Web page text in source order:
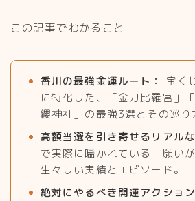
この記事でわかること
香川の最強金運ルート：
宝く
に特化した、「金刀比羅宮」
纓神社」の最強3選とその巡り
高額当選を引き寄せるリアル
で実際に囁かれている「願い
生々しい実績とエピソード。
絶対にやるべき開運アクション